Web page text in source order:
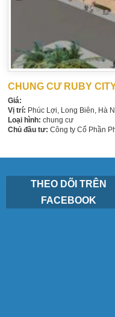
CHUNG CƯ RUBY
Giá:
Vị trí: Phúc Lợi, Long Biên, Hà
Loại hình: chung cư
Chủ đầu tư: Công ty Cổ Phần
THEO DÕI TRÊN
FACEBOOK